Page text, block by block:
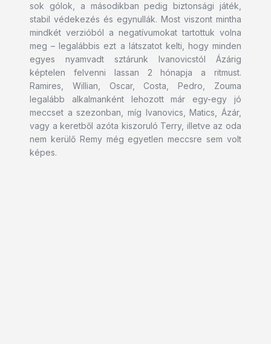
sok gólok, a másodikban pedig biztonsági játék,
stabil védekezés és egynullák. Most viszont mintha
mindkét verzióból a negatívumokat tartottuk volna
meg – legalábbis ezt a látszatot kelti, hogy minden
egyes nyamvadt sztárunk Ivanovicstól Ázárig
képtelen felvenni lassan 2 hónapja a ritmust.
Ramires, Willian, Oscar, Costa, Pedro, Zouma
legalább alkalmanként lehozott már egy-egy jó
meccset a szezonban, míg Ivanovics, Matics, Ázár,
vagy a keretből azóta kiszoruló Terry, illetve az oda
nem kerülő Remy még egyetlen meccsre sem volt
képes.